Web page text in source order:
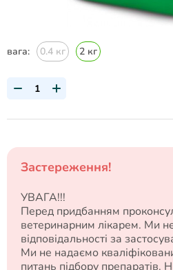
вага: 0.4 кг 2 кг
Застереження!
УВАГА!!!
Перед придбанням
ветеринарним лікарем. Ми
відповідальності за
Ми не надаємо
питань підбору